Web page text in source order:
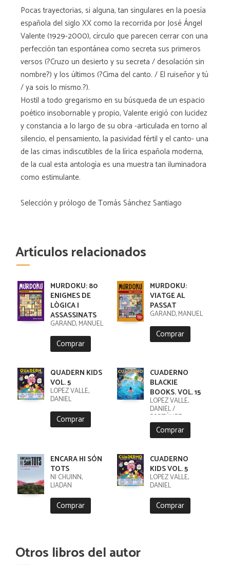
Pocas trayectorias, si alguna, tan singulares en la poesía
española del siglo XX como la recorrida por José Ángel
Valente (1929-2000), círculo que parecen cerrar con una
perfección tan espontánea como secreta sus primeros
versos (?Cruzo un desierto y su secreta / desolación sin
nombre?) y los últimos (?Cima del canto. / El ruiseñor y tú
/ ya sois lo mismo.?).
Hostil a todo gregarismo en su búsqueda de un espacio
poético insobornable y propio, Valente erigió con lucidez
y constancia a lo largo de su obra -articulada en torno al
silencio, el pensamiento, la pasividad fértil y el canto- una
de las cimas indiscutibles de la lírica española moderna,
de la cual esta antología es una muestra tan iluminadora
como estimulante.
Selección y prólogo de Tomás Sánchez Santiago
Artículos relacionados
MURDOKU: 80
ENIGMES DE
LÒGICA I
ASSASSINATS
GARAND, MANUEL
Comprar
MURDOKU:
VIATGE AL
PASSAT
GARAND, MANUEL
Comprar
QUADERN KIDS
VOL. 5
LÓPEZ VALLE,
DANIEL
Comprar
CUADERNO
BLACKIE
BOOKS. VOL. 15
LÓPEZ VALLE,
DANIEL /
FORTÚNEZ,
CRISTOBAL
Comprar
ENCARA HI SÓN
TOTS
NI CHUINN,
LIADAN
Comprar
CUADERNO
KIDS VOL. 5
LÓPEZ VALLE,
DANIEL
Comprar
Otros libros del autor